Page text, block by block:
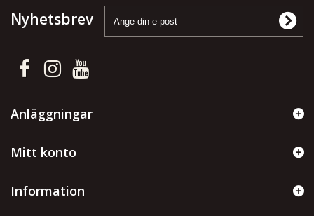
Nyhetsbrev
Anläggningar
Mitt konto
Information